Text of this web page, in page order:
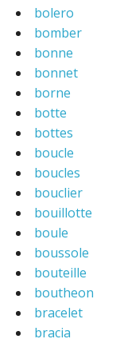
bolero
bomber
bonne
bonnet
borne
botte
bottes
boucle
boucles
bouclier
bouillotte
boule
boussole
bouteille
boutheon
bracelet
bracia